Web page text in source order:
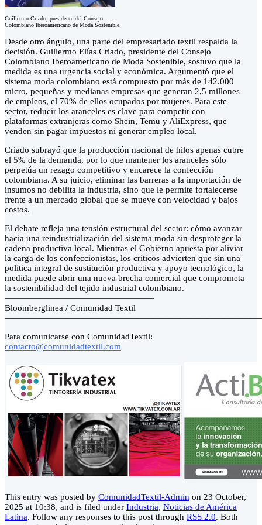
Guillermo Criado, presidente del Consejo
Colombiano Iberoamericano de Moda Sostenible.
Desde otro ángulo, una parte del empresariado textil respalda la
decisión. Guillermo Elías Criado, presidente del Consejo
Colombiano Iberoamericano de Moda Sostenible, sostuvo que la
medida es una urgencia social y económica. Argumentó que el
sistema moda colombiano está compuesto por más de 142.000
micro, pequeñas y medianas empresas que generan 2,5 millones
de empleos, el 70% de ellos ocupados por mujeres. Para este
sector, reducir los aranceles es clave para competir con
plataformas extranjeras como Shein, Temu y AliExpress, que
venden sin pagar impuestos ni generar empleo local.
Criado subrayó que la producción nacional de hilos apenas cubre
el 5% de la demanda, por lo que mantener los aranceles sólo
perpetúa un rezago competitivo y encarece la confección
colombiana. A su juicio, eliminar las barreras a la importación de
insumos no debilita la industria, sino que le permite fortalecerse
frente a un mercado global que se mueve con velocidad y bajos
costos.
El debate refleja una tensión estructural del sector: cómo avanzar
hacia una reindustrialización del sistema moda sin desproteger la
cadena productiva local. Mientras el Gobierno apuesta por aliviar
la carga de los confeccionistas, los críticos advierten que sin una
política integral de sustitución productiva y apoyo tecnológico, la
medida puede abrir una nueva brecha comercial que comprometa
la sostenibilidad del tejido industrial colombiano.
—————————————————
Bloomberglinea / Comunidad Textil
Para comunicarse con ComunidadTextil:
contacto@comunidadtextil.com
This entry was posted by ComunidadTextil-Admin on 23 October,
2025 at 10:38, and is filed under Industria, Noticias de América
Latina. Follow any responses to this post through RSS 2.0. Both